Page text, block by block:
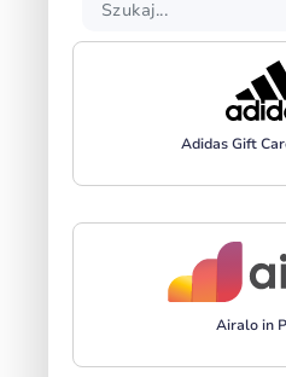
Adidas Gift
Airalo in